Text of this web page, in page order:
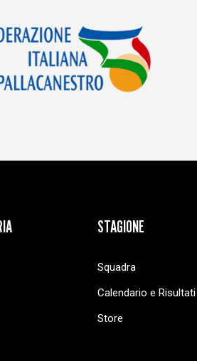
STAGIONE
Squadra
Calendario e Risultati
Store